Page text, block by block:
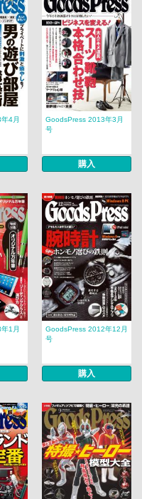
4月
GoodsPress 2013年3月
号
購入
1月
GoodsPress 2012年12月
号
購入